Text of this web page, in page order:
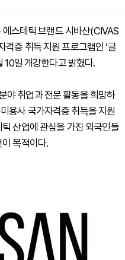
스테틱 브랜드 시바산(CIVAS
증 취득 지원 프로그램인 ‘글
10일 개강한다고 밝혔다.
야 취업과 전문 활동을 희망하
용사 국가자격증 취득을 지원
산업에 관심을 가진 외국인들
목적이다.